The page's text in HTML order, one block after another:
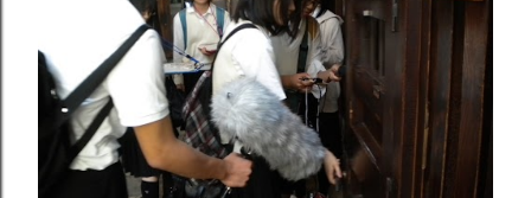
前の投稿